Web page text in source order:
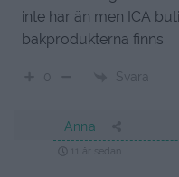
inte har än men ICA
bakprodukterna finns
Svara
Anna
11 år sedan